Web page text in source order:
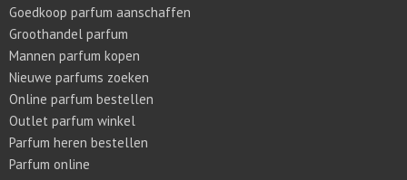
Goedkoop parfum aanschaffen
Groothandel parfum
Mannen parfum kopen
Nieuwe parfums zoeken
Online parfum bestellen
Outlet parfum winkel
Parfum heren bestellen
Parfum online